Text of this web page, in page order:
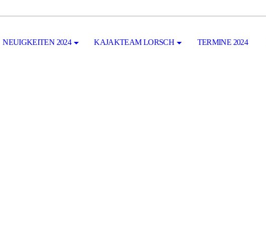
NEUIGKEITEN 2024 KAJAKTEAM LORSCH TERMINE 2024